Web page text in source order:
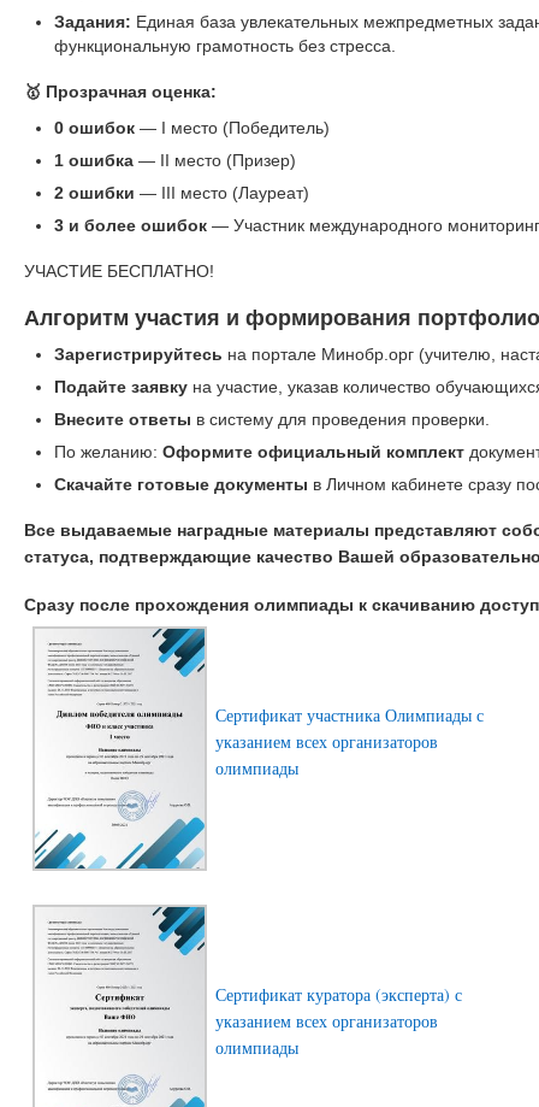
Задания: Единая база увлекательных межпредметных
функциональную грамотность без стресса.
🥇 Прозрачная оценка:
0 ошибок— I место (Победитель)
1 ошибка— II место (Призер)
2 ошибки — III место (Лауреат)
3 и более ошибок— Участник международного
УЧАСТИЕ БЕСПЛАТНО!
Алгоритм участия и формирования
Зарегистрируйтесь на портале Минобр.орг (учителю,
Подайте заявкуна участие, указав количество
Внесите ответы в систему для проведения проверки.
По желанию: Оформите официальный комплект
Скачайте готовые документы в Личном кабинете сразу
Все выдаваемые наградные материалы представляют
статуса, подтверждающие качество Вашей
Сразу после прохождения олимпиады к скачиванию
Сертификат участника Олимпиады с
указанием всех организаторов
олимпиады
Сертификат куратора (эксперта) с
указанием всех организаторов
олимпиады